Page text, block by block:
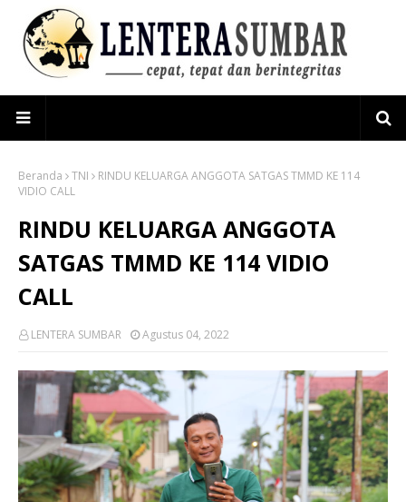
Beranda TNI
RINDU KELUARGA ANGGOTA SATGAS TMMD KE 114
VIDIO CALL
RINDU KELUARGA ANGGOTA
SATGAS TMMD KE 114 VIDIO
CALL
LENTERA SUMBAR Agustus 04, 2022